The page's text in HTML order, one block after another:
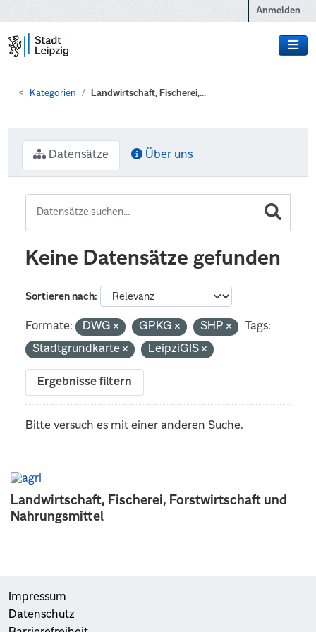
Anmelden
Kategorien Landwirtschaft, Fischerei,...
Landwirtschaft, Fischerei, Forstwirtschaft und
Nahrungsmittel
Datensätze Über uns
Keine Datensätze gefunden
Sortieren nach
Formate: DWG GPKG SHP
Tags:
Stadtgrundkarte
LeipziGIS
Ergebnisse filtern
Bitte versuch es mit einer anderen Suche.
Impressum
Datenschutz